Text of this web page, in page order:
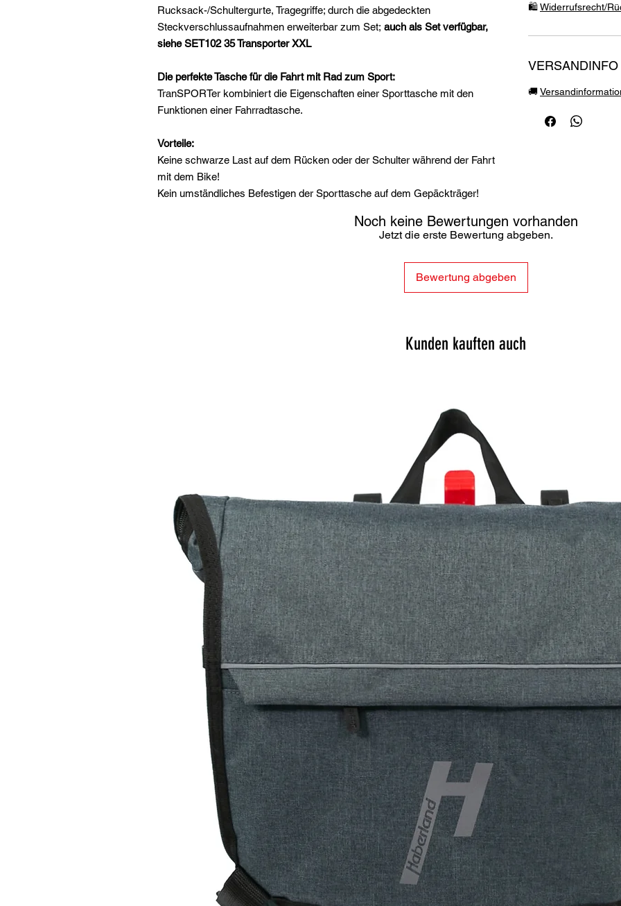
Rucksack-/Schultergurte, Tragegriffe; durch die abgedeckten
Steckverschlussaufnahmen erweiterbar zum Set; auch als Set verfügbar,
siehe SET102 35 Transporter XXL
Die perfekte Tasche für die Fahrt mit Rad zum Sport:
TranSPORTer kombiniert die Eigenschaften einer Sporttasche mit den
Funktionen einer Fahrradtasche.
Vorteile:
Keine schwarze Last auf dem Rücken oder der Schulter während der Fahrt
mit dem Bike!
Kein umständliches Befestigen der Sporttasche auf dem Gepäckträger!
🛍️Widerrufsrecht/
VERSANDINFO
🚚
Noch keine Bewertungen vorhanden
Jetzt die erste Bewertung abgeben.
Bewertung abgeben
Kunden kauften auch